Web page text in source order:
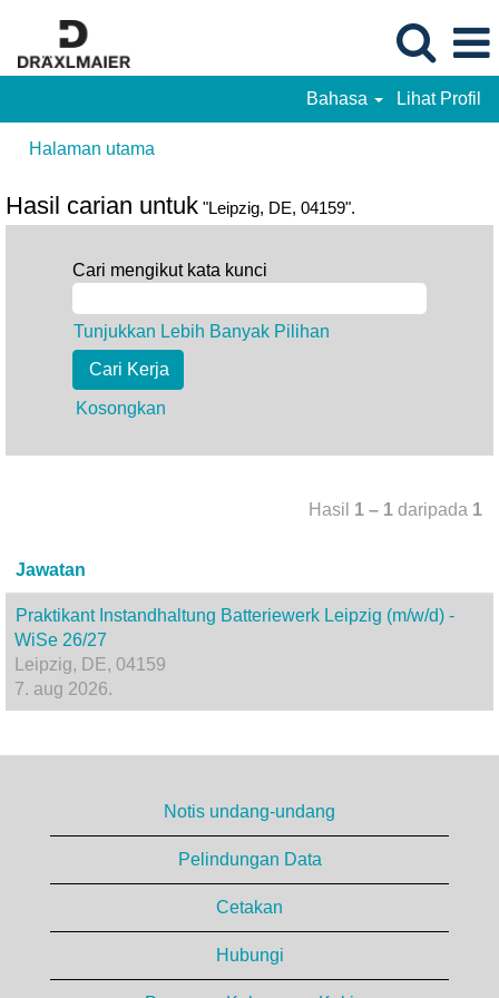
Bahasa Lihat Profil
Halaman utama
Hasil carian untuk "Leipzig, DE, 04159".
Cari mengikut kata kunci
Tunjukkan Lebih Banyak Pilihan
Kosongkan
Hasil 1 – 1 daripada 1
Jawatan
Praktikant Instandhaltung Batteriewerk Leipzig (m/w/d) -
WiSe 26/27
Leipzig, DE, 04159
7. aug 2026.
Notis undang-undang
Pelindungan Data
Cetakan
Hubungi